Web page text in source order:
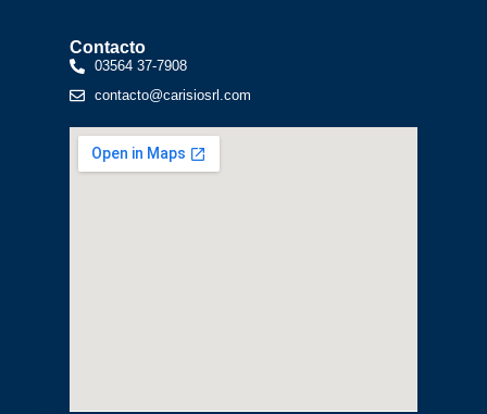
Contacto
03564 37-7908
contacto@carisiosrl.com